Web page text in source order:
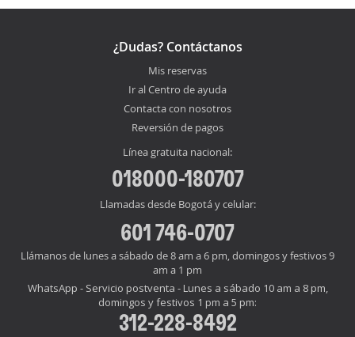
¿Dudas? Contáctanos
Mis reservas
Ir al Centro de ayuda
Contacta con nosotros
Reversión de pagos
Línea gratuita nacional:
018000-180707
Llamadas desde Bogotá y celular:
601 746-0707
Llámanos de lunes a sábado de 8 am a 6 pm, domingos y festivos 9
am a 1 pm
WhatsApp - Servicio postventa - Lunes a sábado 10 am a 8 pm,
domingos y festivos 1 pm a 5 pm:
312-228-8492